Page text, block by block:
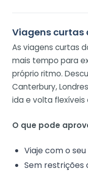
Viagens curtas
As viagens curtas
mais tempo para
próprio ritmo.
Canterbury,
ida e volta flexíveis
O que pode
Viaje com o
Sem restrições